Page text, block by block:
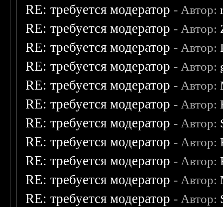
RE: требуется модератор - Автор:
RE: требуется модератор - Автор:
RE: требуется модератор - Автор:
RE: требуется модератор - Автор:
RE: требуется модератор - Автор:
RE: требуется модератор - Автор:
RE: требуется модератор - Автор:
RE: требуется модератор - Автор:
RE: требуется модератор - Автор:
RE: требуется модератор - Автор:
RE: требуется модератор - Автор: